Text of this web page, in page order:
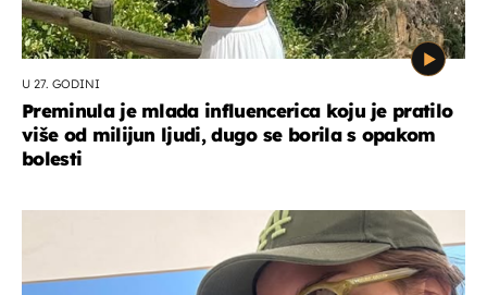
U 27. GODINI
Preminula je mlada influencerica koju je pratilo
više od milijun ljudi, dugo se borila s opakom
bolesti